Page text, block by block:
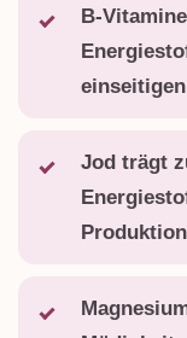
B-
Jod trägt